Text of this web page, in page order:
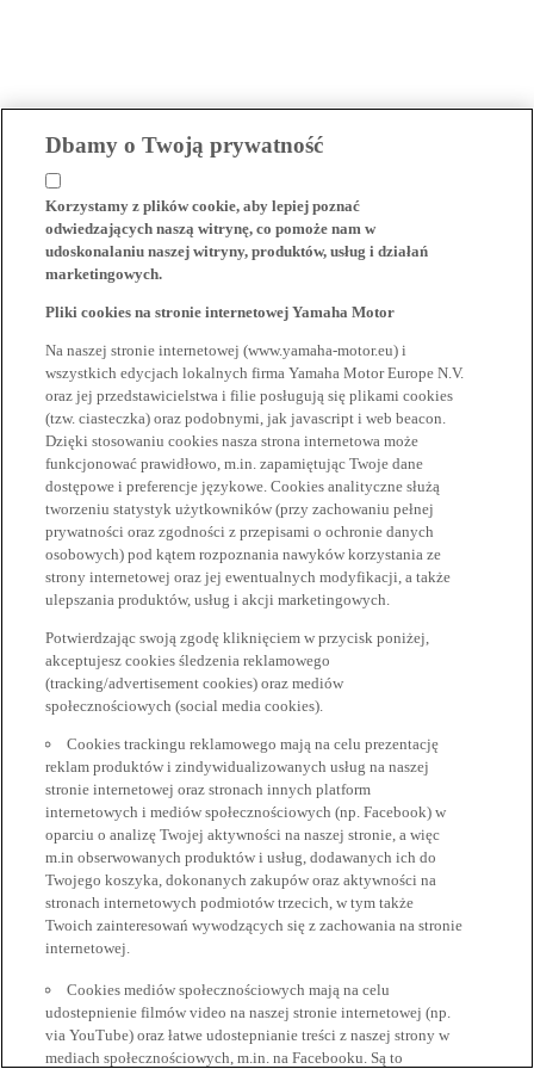
Dbamy o Twoją prywatność
Korzystamy z plików cookie, aby lepiej poznać
odwiedzających naszą witrynę, co pomoże nam w
udoskonalaniu naszej witryny, produktów, usług i działań
marketingowych.
Pliki cookies na stronie internetowej Yamaha Motor
Na naszej stronie internetowej (www.yamaha-motor.eu) i
wszystkich edycjach lokalnych firma Yamaha Motor Europe N.V.
oraz jej przedstawicielstwa i filie posługują się plikami cookies
(tzw. ciasteczka) oraz podobnymi, jak javascript i web beacon.
Dzięki stosowaniu cookies nasza strona internetowa może
funkcjonować prawidłowo, m.in. zapamiętując Twoje dane
dostępowe i preferencje językowe. Cookies analityczne służą
tworzeniu statystyk użytkowników (przy zachowaniu pełnej
prywatności oraz zgodności z przepisami o ochronie danych
osobowych) pod kątem rozpoznania nawyków korzystania ze
strony internetowej oraz jej ewentualnych modyfikacji, a także
ulepszania produktów, usług i akcji marketingowych.
Potwierdzając swoją zgodę kliknięciem w przycisk poniżej,
akceptujesz cookies śledzenia reklamowego
(tracking/advertisement cookies) oraz mediów
społecznościowych (social media cookies).
Cookies trackingu reklamowego mają na celu prezentację
reklam produktów i zindywidualizowanych usług na naszej
stronie internetowej oraz stronach innych platform
internetowych i mediów społecznościowych (np. Facebook) w
oparciu o analizę Twojej aktywności na naszej stronie, a więc
m.in obserwowanych produktów i usług, dodawanych ich do
Twojego koszyka, dokonanych zakupów oraz aktywności na
stronach internetowych podmiotów trzecich, w tym także
Twoich zainteresowań wywodzących się z zachowania na stronie
internetowej.
Cookies mediów społecznościowych mają na celu
udostepnienie filmów video na naszej stronie internetowej (np.
via YouTube) oraz łatwe udostepnianie treści z naszej strony w
mediach społecznościowych, m.in. na Facebooku. Są to